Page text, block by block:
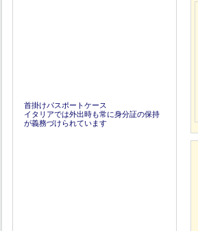
首掛けパスポートケース
イタリアでは外出時も常に身分証の保持
が義務づけられています